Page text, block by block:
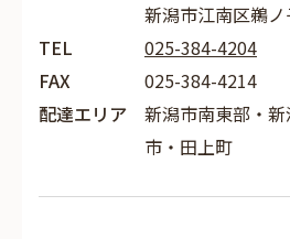
新潟市江南区鵜
TEL
025-384-4204
FAX
025-384-4214
配達エリア
新潟市南東部・
市・田上町